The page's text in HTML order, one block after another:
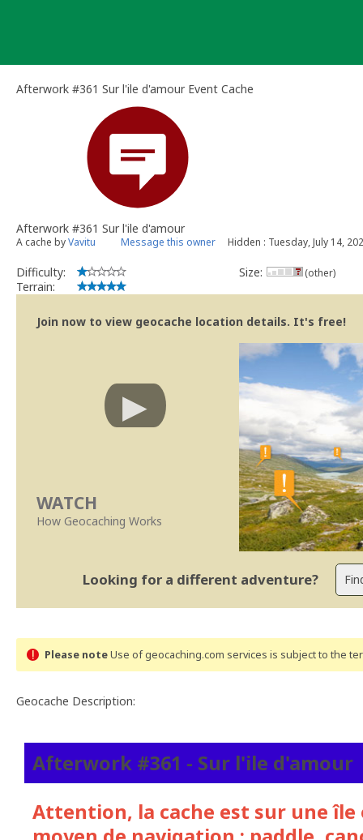
Afterwork #361 Sur l'ile d'amour Event Cache
Afterwork #361 Sur l'ile d'amour
A cache byVavitu Message this owner Hidden : Tuesday, July 14,
Difficulty:
Terrain:
Size: (other)
Join now to view geocache location details. It's free!
WATCH
How Geocaching Works
Looking for a different adventure?
Please noteUse of geocaching.com services is subject to the
Geocache Description:
Afterwork #361 - Sur l'ile d'amour
Attention, la cache est sur une île